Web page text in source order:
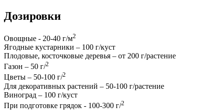
Дозировки
Овощные - 20-40 г/м2
Ягодные кустарники – 100 г/куст
Плодовые, косточковые деревья – от 200 г/растение
Газон – 50 г/2
Цветы – 50-100 г/2
Для декоративных растений – 50-100 г/растение
Виноград – 100 г/куст
При подготовке грядок - 100-300 г/2